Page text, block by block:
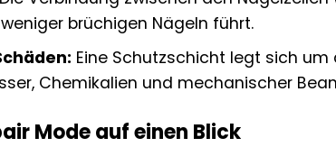
brüchigen Nägeln führt.
Eine Schutzschicht legt sich
Chemikalien und mechanischer
Mode auf einen Blick